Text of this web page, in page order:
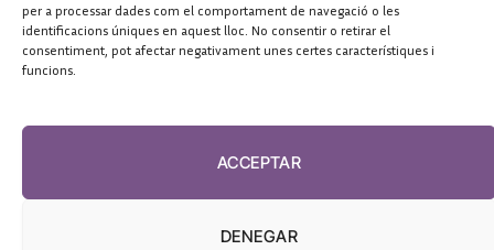
per a processar dades com el comportament de navegació o les
identificacions úniques en aquest lloc. No consentir o retirar el
consentiment, pot afectar negativament unes certes característiques i
funcions.
ACCEPTAR
DENEGAR
FUNDACIÓ